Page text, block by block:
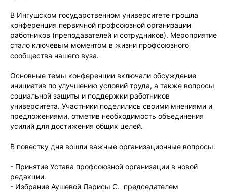
В Ингушском государственном университете прошла
конференция первичной профсоюзной организации
работников (преподавателей и сотрудников). Мероприятие
стало ключевым моментом в жизни профсоюзного
сообщества нашего вуза.
Основные темы конференции включали обсуждение
инициатив по улучшению условий труда, а также вопросы
социальной защиты и поддержки работников
университета. Участники поделились своими мнениями и
предложениями, отметив необходимость объединения
усилий для достижения общих целей.
В повестку дня вошли важные организационные вопросы:
- Принятие Устава профсоюзной организации в новой
редакции.
- Избрание Аушевой Ларисы С. председателем